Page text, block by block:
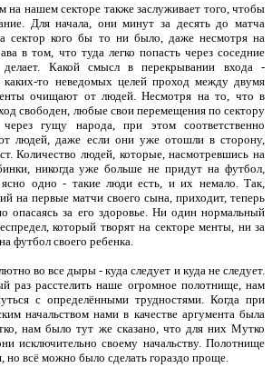
на нашем секторе также заслуживает того, чтобы
Для начала, они минут за десять до матча
сектор кого бы то ни было, даже несмотря на
в том, что туда легко попасть через соседние
Какой смысл в перекрывании входа -
каких-то неведомых целей проход между двумя
очищают от людей. Несмотря на то, что в
свободен, любые свои перемещения по сектору
гущу народа, при этом соответственно
людей, даже если они уже отошли в сторону,
Количество людей, которые, насмотревшись на
никогда уже больше не придут на футбол,
одно - такие люди есть, и их немало. Так,
на первые матчи своего сына, приходит, теперь
опасаясь за его здоровье. Ни один нормальный
который творят на секторе менты, ни за
футбол своего ребенка.
во все дыры - куда следует и куда не следует.
раз расстелить наше огромное полотнище, нам
с определёнными трудностями. Когда при
начальством нами в качестве аргумента была
нам было тут же сказано, что для них Мутко
исключительно своему начальству. Полотнище
но всё можно было сделать гораздо проще.